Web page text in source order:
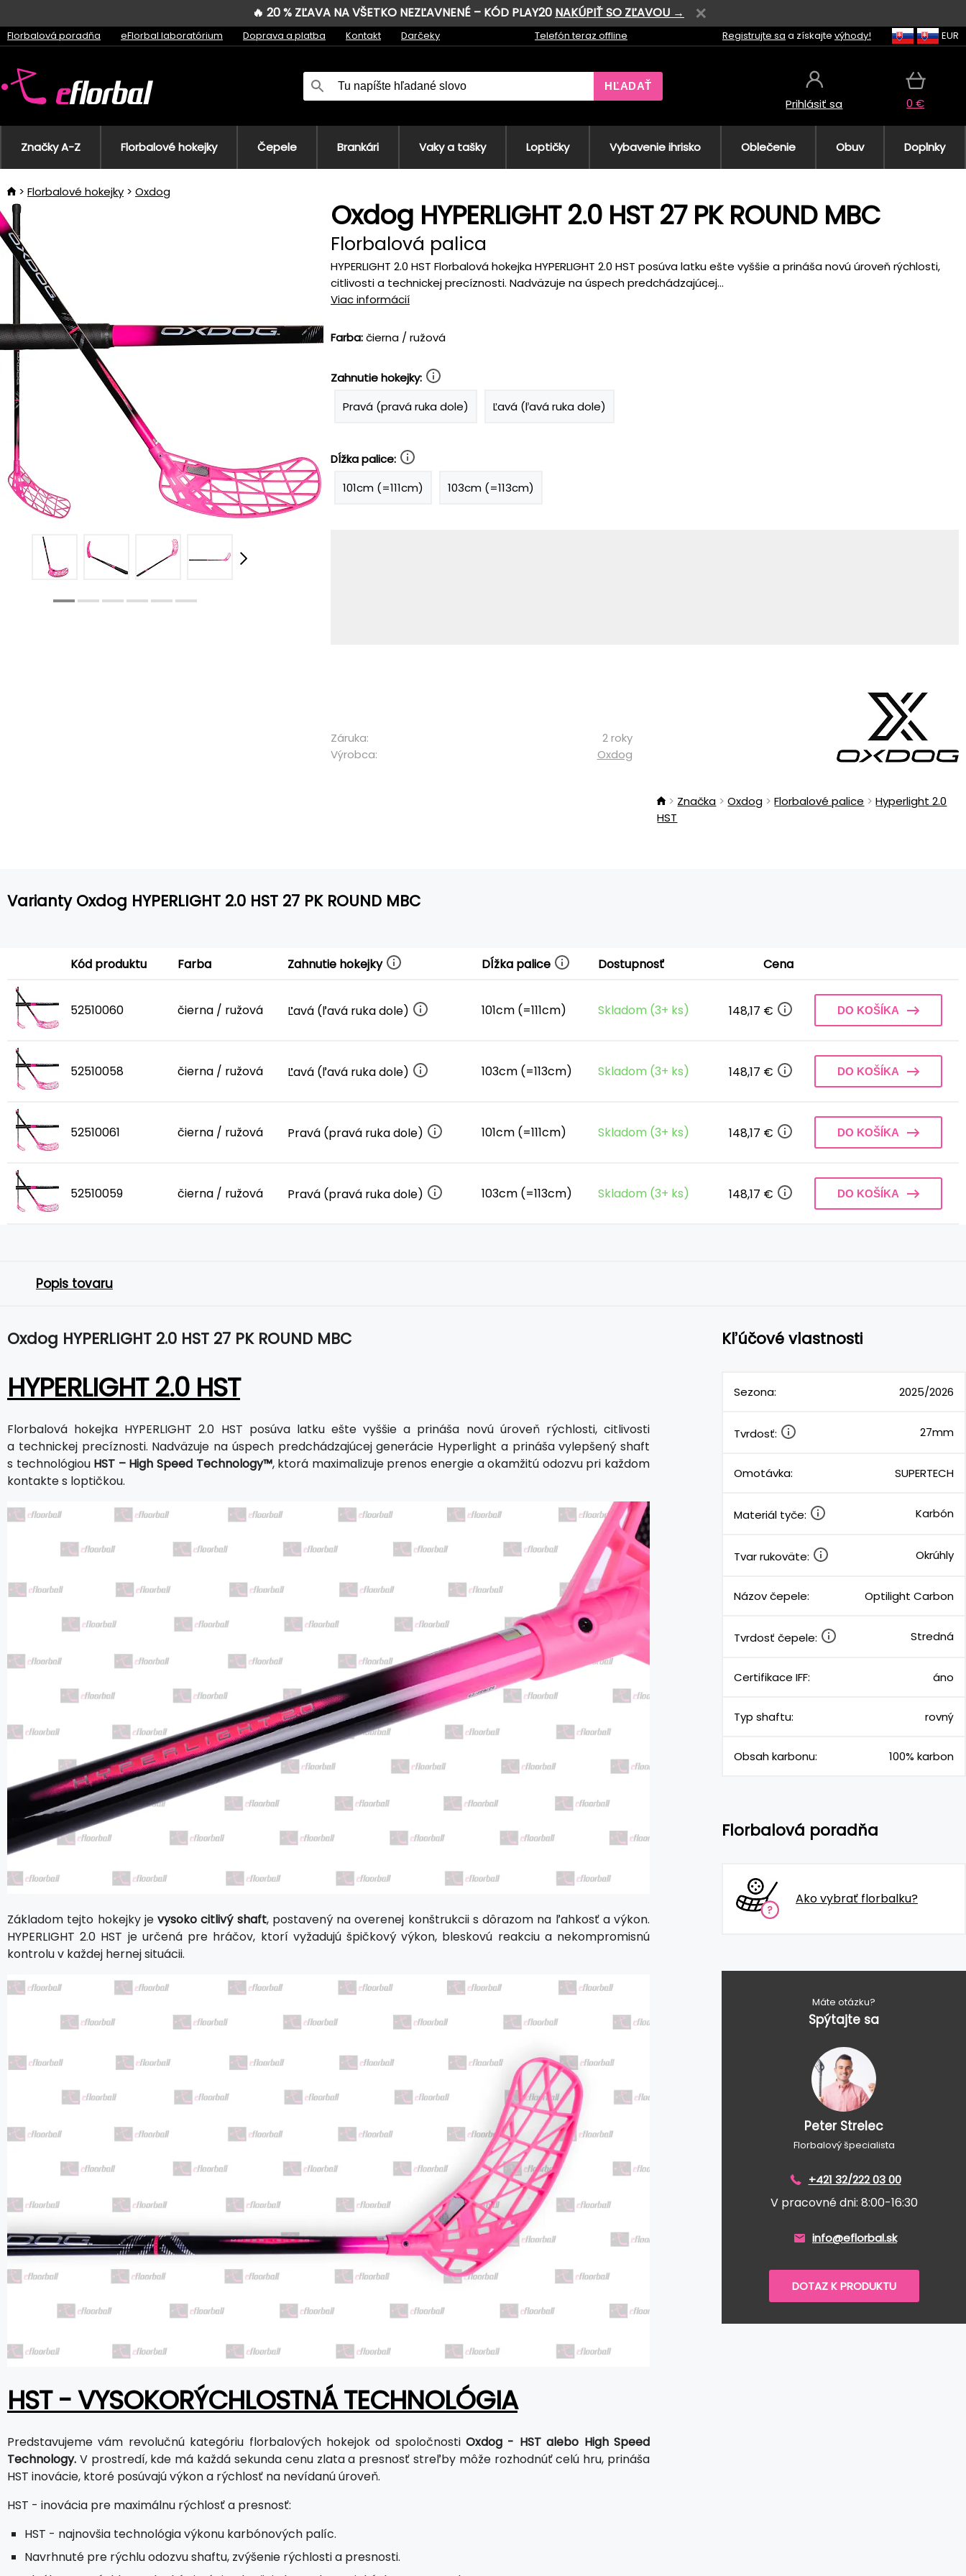
🔥 20 % ZĽAVA NA VŠETKO NEZĽAVNENÉ – KÓD PLAY20 NAKÚPIŤ SO ZĽAVOU →
Florbalová poradňa eFlorbal laboratórium Doprava a platba Kontakt Darčeky Telefón teraz offline Registrujte sa a získajte výhody! EUR
HĽADAŤ
Prihlásiť sa 0 €
Značky A-Z Florbalové hokejky Čepele Brankári Vaky a tašky Loptičky Vybavenie ihrisko Oblečenie Obuv Doplnky
Florbalové hokejky Oxdog
Oxdog HYPERLIGHT 2.0 HST 27 PK ROUND MBC
Florbalová palica
HYPERLIGHT 2.0 HST Florbalová hokejka HYPERLIGHT 2.0 HST posúva latku ešte vyššie a prináša novú úroveň rýchlosti,
citlivosti a technickej precíznosti. Nadväzuje na úspech predchádzajúcej...
Viac informácií
Farba:čierna / ružová
Zahnutie hokejky:
Pravá (pravá ruka dole)
Ľavá (ľavá ruka dole)
Dĺžka palice:
101cm (=111cm)
103cm (=113cm)
Záruka:
2 roky
Výrobca:
Oxdog
Značka Oxdog Florbalové palice
Hyperlight 2.0
HST
Varianty Oxdog HYPERLIGHT 2.0 HST 27 PK ROUND MBC
Kód produktu Farba Zahnutie hokejky Dĺžka palice Dostupnosť Cena
52510060 čierna / ružová Ľavá (ľavá ruka dole) 101cm (=111cm) Skladom (3+ ks) 148,17 € DO KOŠÍKA
52510058 čierna / ružová Ľavá (ľavá ruka dole) 103cm (=113cm) Skladom (3+ ks) 148,17 € DO KOŠÍKA
52510061 čierna / ružová Pravá (pravá ruka dole) 101cm (=111cm) Skladom (3+ ks) 148,17 € DO KOŠÍKA
52510059 čierna / ružová Pravá (pravá ruka dole) 103cm (=113cm) Skladom (3+ ks) 148,17 € DO KOŠÍKA
Popis tovaru
Oxdog HYPERLIGHT 2.0 HST 27 PK ROUND MBC
HYPERLIGHT 2.0 HST
Florbalová hokejka HYPERLIGHT 2.0 HST posúva latku ešte vyššie a prináša novú úroveň rýchlosti, citlivosti
a technickej precíznosti. Nadväzuje na úspech predchádzajúcej generácie Hyperlight a prináša vylepšený shaft
s technológiou HST – High Speed Technology™, ktorá maximalizuje prenos energie a okamžitú odozvu pri každom
kontakte s loptičkou.
Základom tejto hokejky je vysoko citlivý shaft, postavený na overenej konštrukcii s dôrazom na ľahkosť a výkon.
HYPERLIGHT 2.0 HST je určená pre hráčov, ktorí vyžadujú špičkový výkon, bleskovú reakciu a nekompromisnú
kontrolu v každej hernej situácii.
HST - VYSOKORÝCHLOSTNÁ TECHNOLÓGIA
Predstavujeme vám revolučnú kategóriu florbalových hokejok od spoločnostiOxdog - HST alebo High Speed
Technology. V prostredí, kde má každá sekunda cenu zlata a presnosť streľby môže rozhodnúť celú hru, prináša
HST inovácie, ktoré posúvajú výkon a rýchlosť na nevídanú úroveň.
HST - inovácia pre maximálnu rýchlosť a presnosť:
HST - najnovšia technológia výkonu karbónových palíc.
Navrhnuté pre rýchlu odozvu shaftu, zvýšenie rýchlosti a presnosti.
Kľúčové vlastnosti
Sezona: 2025/2026
Tvrdosť: 27mm
Omotávka: SUPERTECH
Materiál tyče: Karbón
Tvar rukoväte: Okrúhly
Názov čepele: Optilight Carbon
Tvrdosť čepele: Stredná
Certifikace IFF: áno
Typ shaftu: rovný
Obsah karbonu: 100% karbon
Florbalová poradňa
Ako vybrať florbalku?
Máte otázku?
Spýtajte sa
Peter Strelec
Florbalový špecialista
+421 32/222 03 00
V pracovné dni: 8:00-16:30
info@eflorbal.sk
DOTAZ K PRODUKTU